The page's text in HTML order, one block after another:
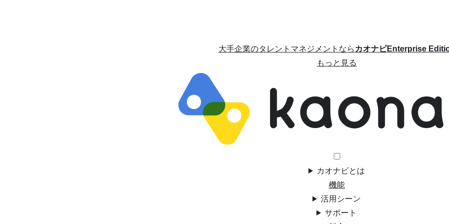
大手企業のタレントマネジメントならカオナビEnterprise
もっと見る
カオナビとは
機能
活用シーン
サポート